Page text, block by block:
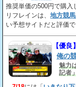
推奨単価の500円で購入
リフレインは、 地方競
い予想サイトだと評価で
【優良】
俺の
魅力
記者